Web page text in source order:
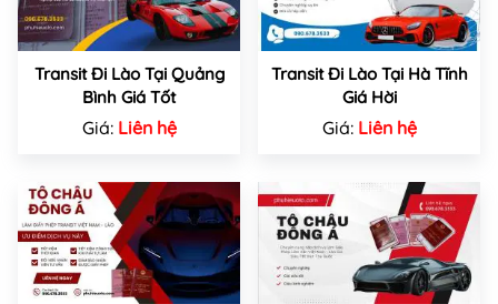
Transit Đi Lào Tại Quảng
Bình Giá Tốt
Giá: Liên hệ
Transit Đi Lào Tại Hà Tĩnh
Giá Hời
Giá: Liên hệ